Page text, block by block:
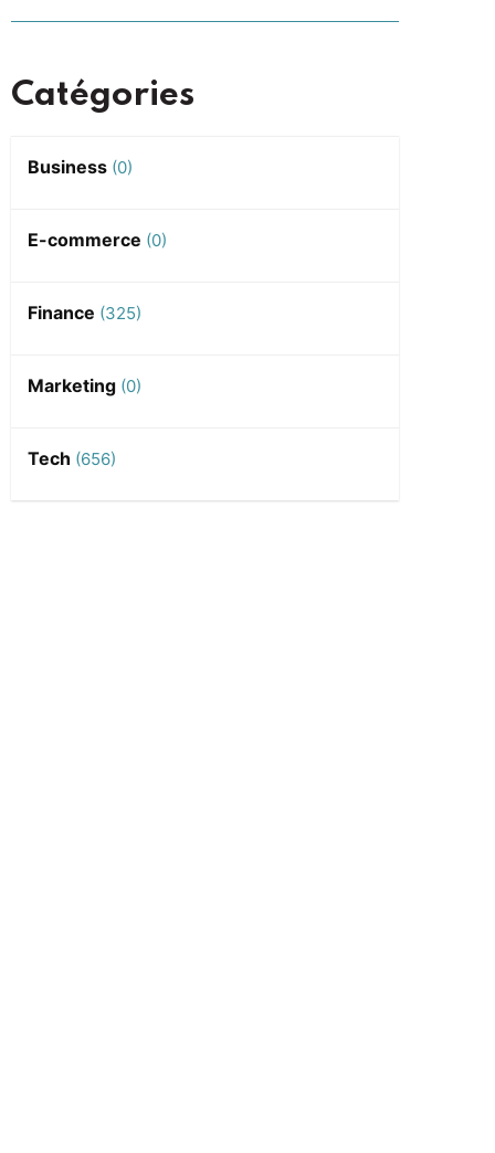
Catégories
Business (0)
E-commerce (0)
Finance (325)
Marketing (0)
Tech (656)